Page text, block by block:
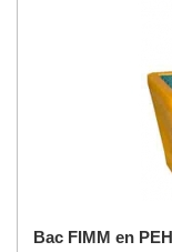
Bac FIMM en